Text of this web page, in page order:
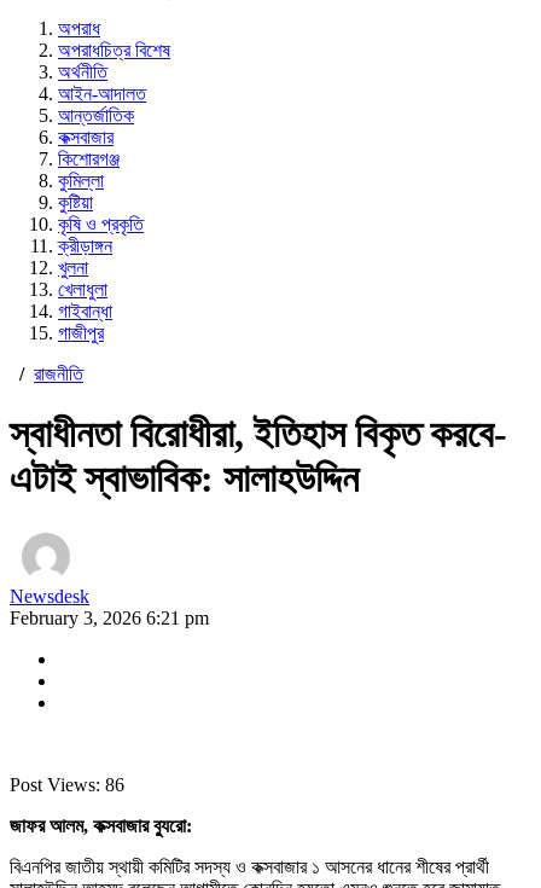
অপরাধ
অপরাধচিত্র বিশেষ
অর্থনীতি
আইন-আদালত
আন্তর্জাতিক
কক্সবাজার
কিশোরগঞ্জ
কুমিল্লা
কুষ্টিয়া
কৃষি ও প্রকৃতি
ক্রীড়াঙ্গন
খুলনা
খেলাধুলা
গাইবান্ধা
গাজীপুর
/ রাজনীতি
স্বাধীনতা বিরোধীরা, ইতিহাস বিকৃত করবে-
এটাই স্বাভাবিক: সালাহউদ্দিন
Newsdesk
February 3, 2026 6:21 pm
Post Views: 86
জাফর আলম, কক্সবাজার ব্যুরো:
বিএনপির জাতীয় স্থায়ী কমিটির সদস্য ও কক্সবাজার ১ আসনের ধানের শীষের প্রার্থী